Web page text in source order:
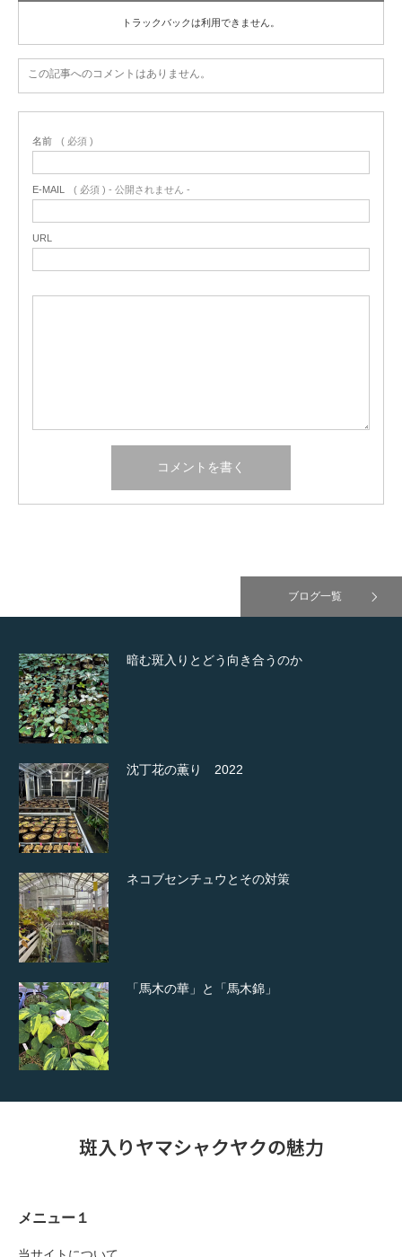
トラックバックは利用できません。
この記事へのコメントはありません。
名前 ( 必須 )
E-MAIL ( 必須 ) - 公開されません -
URL
ブログ一覧
暗む斑入りとどう向き合うのか
沈丁花の薫り 2022
ネコブセンチュウとその対策
「馬木の華」と「馬木錦」
斑入りヤマシャクヤクの魅力
メニュー１